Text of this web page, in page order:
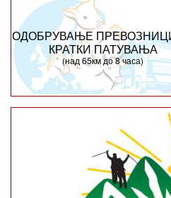
ОДОБРУВАЊЕ
КРАТКИ ПАТУВАЊА
(над 65км до 8 часа)